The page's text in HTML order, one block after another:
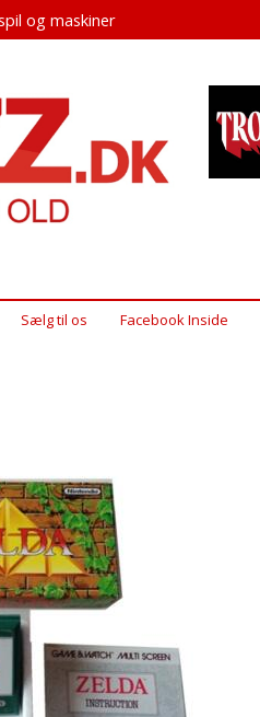
og maskiner
Sælg til os Facebook Inside